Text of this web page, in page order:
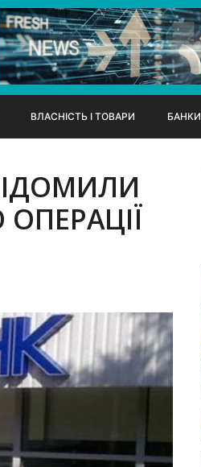
ВЛАСНІСТЬ І ТОВАРИ БАНКИ